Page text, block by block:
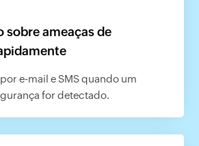
sobre ameaças de
e-mail e SMS quando um
for detectado.